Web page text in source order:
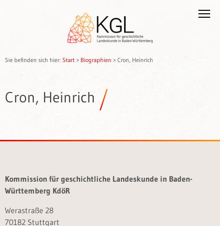
Sie befinden sich hier: Start > Biographien > Cron, Heinrich
Cron, Heinrich
Kommission für geschichtliche Landeskunde in Baden-
Württemberg KdöR
Werastraße 28
70182 Stuttgart